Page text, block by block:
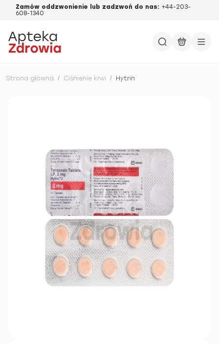
Zamów oddzwonienie lub zadzwoń do nas: +44-203-
608-1340
Strona główna / Ciśnienie krwi / Hytrin